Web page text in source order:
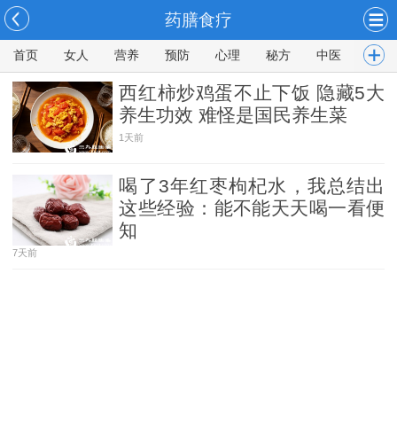
药膳食疗
首页 女人 营养 预防 心理 秘方 中医 男人
西红柿炒鸡蛋不止下饭 隐藏5大
养生功效 难怪是国民养生菜
1天前
喝了3年红枣枸杞水，我总结出
这些经验：能不能天天喝一看便
知
7天前